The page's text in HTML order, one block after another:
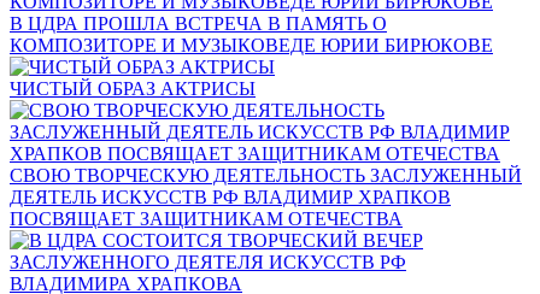
В ЦДРА ПРОШЛА ВСТРЕЧА В ПАМЯТЬ О
КОМПОЗИТОРЕ И МУЗЫКОВЕДЕ ЮРИИ БИРЮКОВЕ
ЧИСТЫЙ ОБРАЗ АКТРИСЫ
СВОЮ ТВОРЧЕСКУЮ ДЕЯТЕЛЬНОСТЬ ЗАСЛУЖЕННЫЙ
ДЕЯТЕЛЬ ИСКУССТВ РФ ВЛАДИМИР ХРАПКОВ
ПОСВЯЩАЕТ ЗАЩИТНИКАМ ОТЕЧЕСТВА